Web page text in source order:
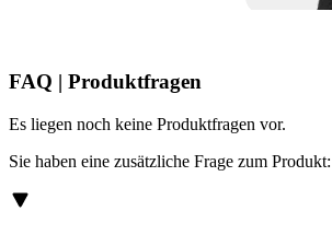
FAQ | Produktfragen
Es liegen noch keine Produktfragen vor.
Sie haben eine zusätzliche Frage zum Produkt: